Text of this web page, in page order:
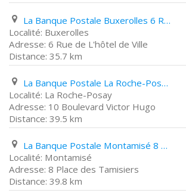
La Banque Postale Buxerolles 6 Rue de L'hôtel de Ville
Buxerolles
6 Rue de L'hôtel de Ville
35.7 km
La Banque Postale La Roche-Posay 10 Boulevard Victor Hugo
La Roche-Posay
10 Boulevard Victor Hugo
39.5 km
La Banque Postale Montamisé 8 Place des Tamisiers
Montamisé
8 Place des Tamisiers
39.8 km